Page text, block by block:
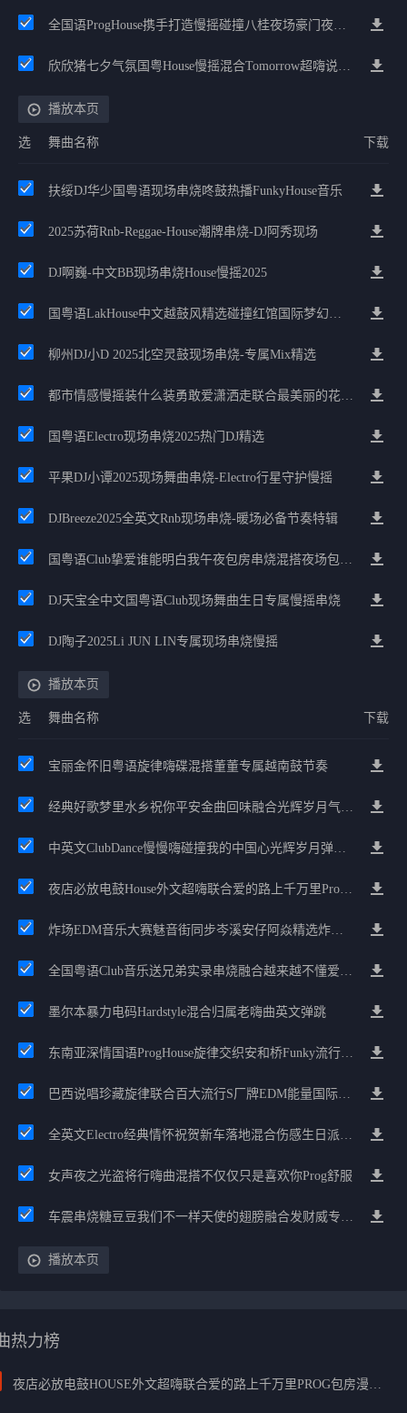
全国语ProgHouse携手打造慢摇碰撞八桂夜场豪门夜宴气氛小串
欣欣猪七夕气氛国粤House慢摇混合Tomorrow超嗨说唱英文House气氛
播放本页
选 舞曲名称 下载
扶绥DJ华少国粤语现场串烧咚鼓热播FunkyHouse音乐
2025苏荷Rnb-Reggae-House潮牌串烧-DJ阿秀现场
DJ啊巍-中文BB现场串烧House慢摇2025
国粤语LakHouse中文越鼓风精选碰撞红馆国际梦幻组合House慢摇
柳州DJ小D 2025北空灵鼓现场串烧-专属Mix精选
都市情感慢摇装什么装勇敢爱潇洒走联合最美丽的花愿得一人心赠靓女疯狂流行
国粤语Electro现场串烧2025热门DJ精选
平果DJ小谭2025现场舞曲串烧-Electro行星守护慢摇
DJBreeze2025全英文Rnb现场串烧-暖场必备节奏特辑
国粤语Club挚爱谁能明白我午夜包房串烧混搭夜场包房英文House慢摇专用
DJ天宝全中文国粤语Club现场舞曲生日专属慢摇串烧
DJ陶子2025Li JUN LIN专属现场串烧慢摇
播放本页
选 舞曲名称 下载
宝丽金怀旧粤语旋律嗨碟混搭董董专属越南鼓节奏
经典好歌梦里水乡祝你平安金曲回味融合光辉岁月气氛中文兄弟串烧
中英文ClubDance慢慢嗨碰撞我的中国心光辉岁月弹鼓车载
夜店必放电鼓House外文超嗨联合爱的路上千万里Prog包房漫步上头
炸场EDM音乐大赛魅音街同步岑溪安仔阿焱精选炸场歌路串烧
全国粤语Club音乐送兄弟实录串烧融合越来越不懂爱的哲学遗憾专辑
墨尔本暴力电码Hardstyle混合归属老嗨曲英文弹跳
东南亚深情国语ProgHouse旋律交织安和桥Funky流行情怀串烧
巴西说唱珍藏旋律联合百大流行S厂牌EDM能量国际电音串烧
全英文Electro经典情怀祝贺新车落地混合伤感生日派对中文Club串烧
女声夜之光盗将行嗨曲混搭不仅仅只是喜欢你Prog舒服
车震串烧糖豆豆我们不一样天使的翅膀融合发财威专属金边太空仓节奏
播放本页
热力榜
夜店必放电鼓HOUSE外文超嗨联合爱的路上千万里PROG包房漫步上头